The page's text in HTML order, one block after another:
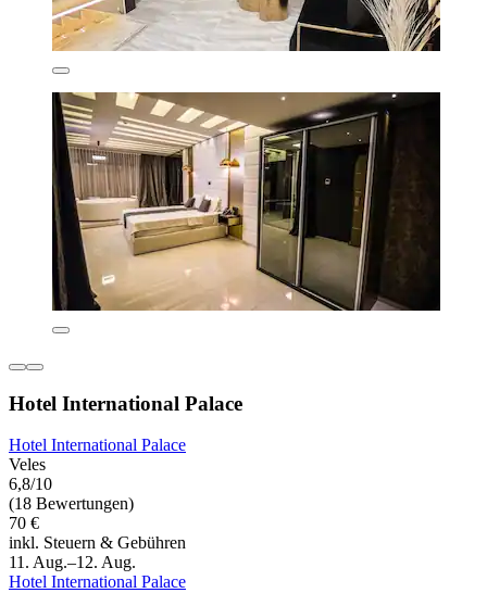
Hotel International Palace
Hotel International Palace
Veles
6,8/10
(18 Bewertungen)
70 €
inkl. Steuern & Gebühren
11. Aug.–12. Aug.
Hotel International Palace